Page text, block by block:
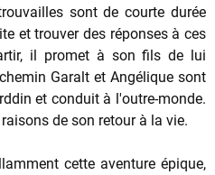
sont de courte durée
et trouver des réponses à ces
il promet à son fils de lui
Garalt et Angélique sont
et conduit à l'outre-monde.
de son retour à la vie.
cette aventure épique,